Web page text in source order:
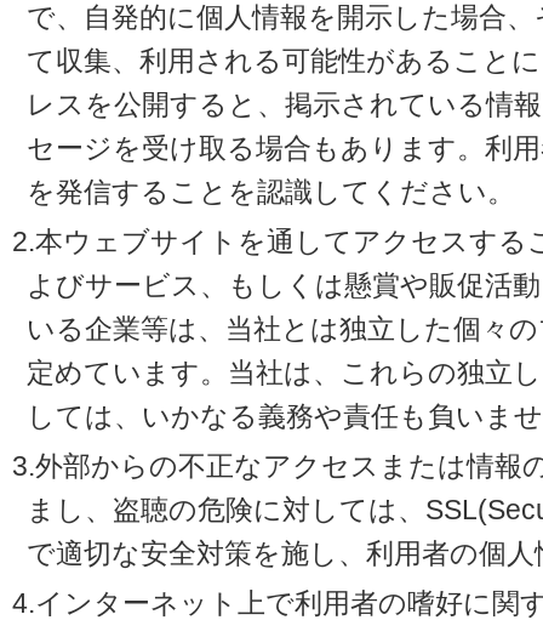
で、自発的に個人情報を開示した場合
て収集、利用される可能性があること
レスを公開すると、掲示されている情
セージを受け取る場合もあります。利
を発信することを認識してください。
2.本ウェブサイトを通してアクセスする
よびサービス、もしくは懸賞や販促活
いる企業等は、当社とは独立した個々
定めています。当社は、これらの独立
しては、いかなる義務や責任も負いま
3.外部からの不正なアクセスまたは情報
まし、盗聴の危険に対しては、
で適切な安全対策を施し、利用者の個
4.インターネット上で利用者の嗜好に関